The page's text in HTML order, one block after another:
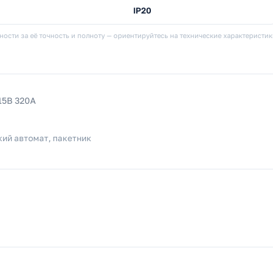
IP20
за её точность и полноту — ориентируйтесь на технические
320А
автомат, пакетник